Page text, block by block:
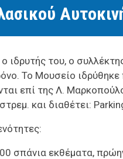
ιδρυτής του, ο
Το Μουσείο
επί της Λ.
και διαθέτει:
σπάνια εκθέματα,